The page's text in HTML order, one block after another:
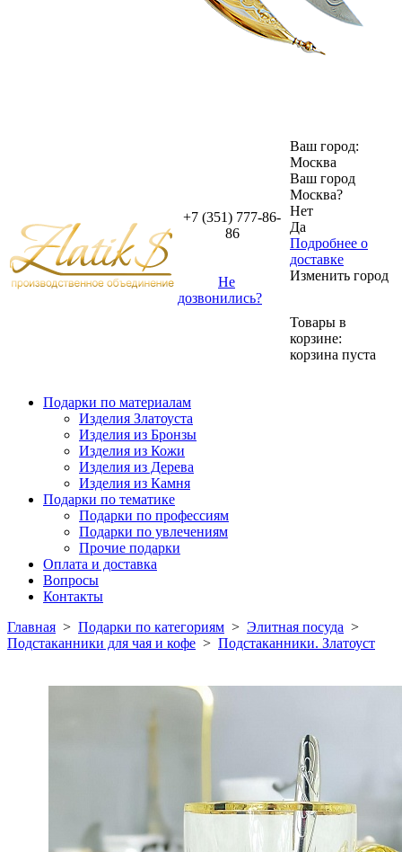
+7 (351) 777-86-
86
Не
дозвонились?
Ваш город:
Москва
Ваш город
Москва?
Нет
Да
Подробнее о
доставке
Изменить город
Товары в
корзине:
корзина пуста
Подарки по материалам
Изделия Златоуста
Изделия из Бронзы
Изделия из Кожи
Изделия из Дерева
Изделия из Камня
Подарки по тематике
Подарки по профессиям
Подарки по увлечениям
Прочие подарки
Оплата и доставка
Вопросы
Контакты
Главная > Подарки по категориям > Элитная посуда >
Подстаканники для чая и кофе > Подстаканники. Златоуст